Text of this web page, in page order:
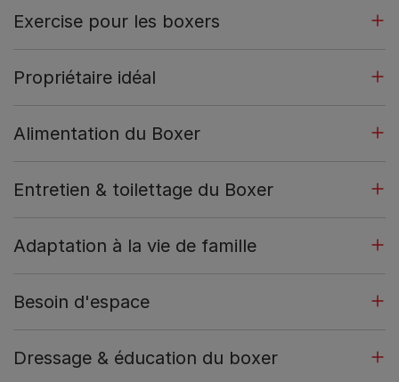
Exercise pour les boxers
Propriétaire idéal
Alimentation du Boxer
Entretien & toilettage du Boxer
Adaptation à la vie de famille
Besoin d'espace
Dressage & éducation du boxer